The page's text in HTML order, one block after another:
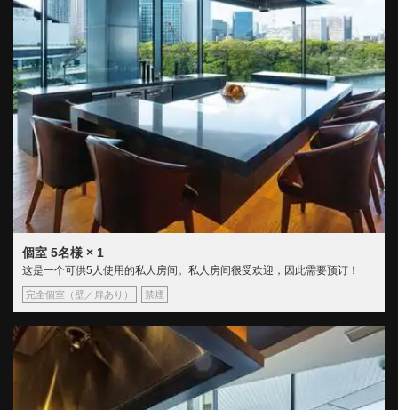
個室 5名様 × 1
这是一个可供5人使用的私人房间。私人房间很受欢迎，因此需要预订！
完全個室（壁／扉あり） 禁煙